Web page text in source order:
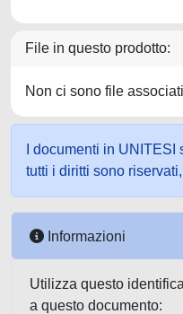
File in questo prodotto:
Non ci sono file
I documenti in
tutti i diritti sono
Informazioni
Utilizza questo
a questo documento: